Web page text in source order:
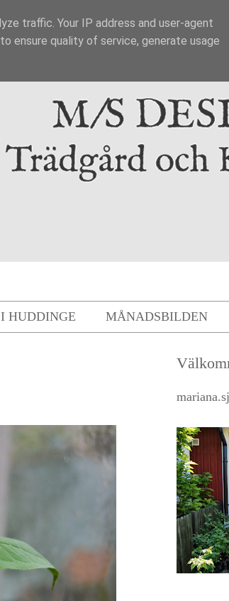
HUDDINGE MÅNADSBILDEN
traffic. Your IP address and user-agent
ensure quality of service, generate usage